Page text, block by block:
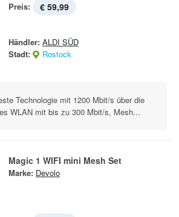
Preis: € 59,99
Händler: ALDI SÜD
Stadt:
Rostock
Technologie mit 1200 Mbit/s über die
WLAN mit bis zu 300 Mbit/s, Mesh...
Magic 1 WIFI mini Mesh Set
Marke: Devolo